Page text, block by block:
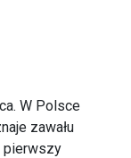
W Polsce
zawału
pierwszy